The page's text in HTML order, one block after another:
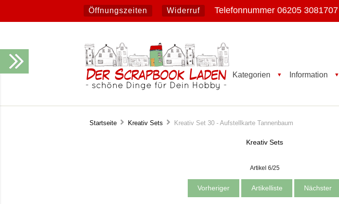
Öffnungszeiten Widerruf Telefonnummer 06205 3081707
Kategorien ▼ Information ▼
Startseite Kreativ Sets Kreativ Set 30 - Aufstellkarte Tannenbaum
Kreativ Sets
Artikel 6/25
Vorheriger Artikelliste Nächster